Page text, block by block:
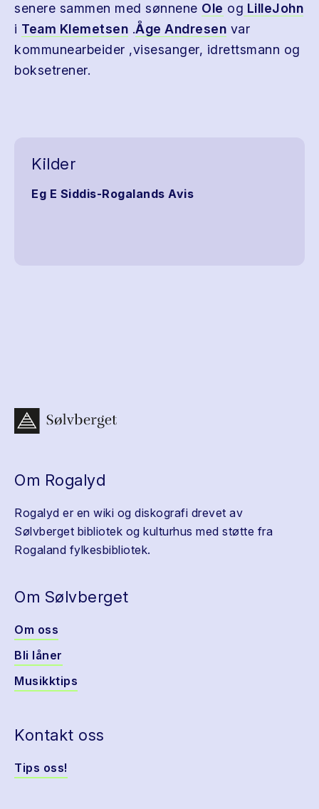
senere sammen med sønnene Ole og LilleJohn
i Team Klemetsen .Åge Andresen var
kommunearbeider ,visesanger, idrettsmann og
boksetrener.
Kilder
Eg E Siddis-Rogalands Avis
Om Rogalyd
Rogalyd er en wiki og diskografi drevet av
Sølvberget bibliotek og kulturhus med støtte fra
Rogaland fylkesbibliotek.
Om Sølvberget
Om oss
Bli låner
Musikktips
Kontakt oss
Tips oss!